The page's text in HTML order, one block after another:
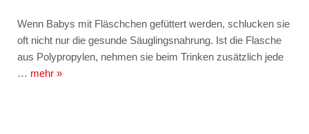
Wenn Babys mit Fläschchen gefüttert werden, schlucken sie
oft nicht nur die gesunde Säuglingsnahrung. Ist die Flasche
aus Polypropylen, nehmen sie beim Trinken zusätzlich jede
… mehr »